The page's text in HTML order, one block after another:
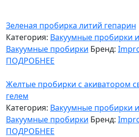
Зеленая пробирка литий гепарин
Категория: Вакуумные пробирки
Вакуумные пробирки Бренд:
ПОДРОБНЕЕ
Желтые пробирки с акиватором
гелем
Категория: Вакуумные пробирки
Вакуумные пробирки Бренд:
ПОДРОБНЕЕ